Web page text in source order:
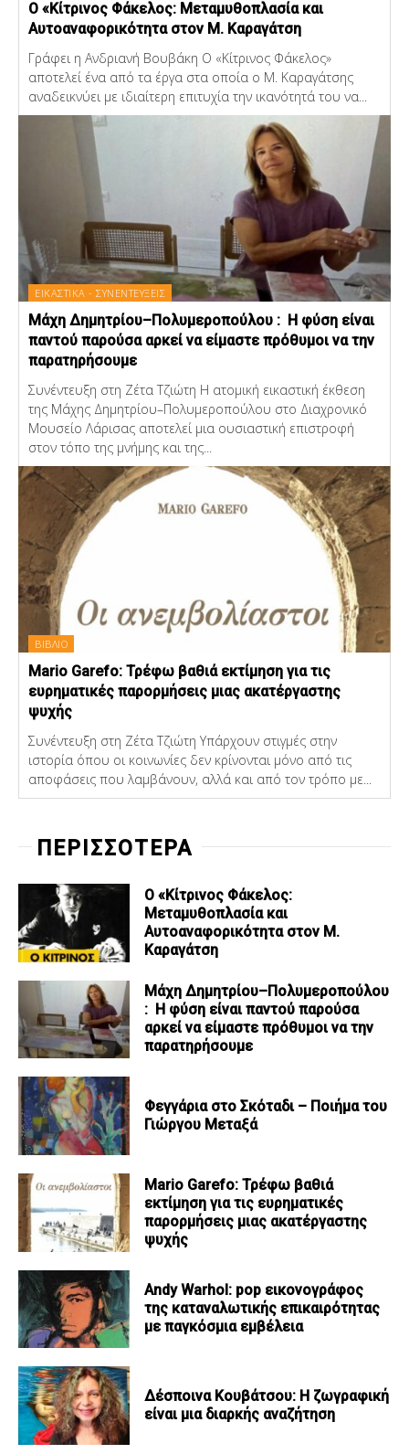
Ο «Κίτρινος Φάκελος: Μεταμυθοπλασία και
Αυτοαναφορικότητα στον Μ. Καραγάτση
Γράφει η Ανδριανή Βουβάκη Ο «Κίτρινος Φάκελος»
αποτελεί ένα από τα έργα στα οποία ο Μ. Καραγάτσης
αναδεικνύει με ιδιαίτερη επιτυχία την ικανότητά του να...
ΕΙΚΑΣΤΙΚΑ - ΣΥΝΕΝΤΕΥΞΕΙΣ
Μάχη Δημητρίου–Πολυμεροπούλου : Η φύση είναι
παντού παρούσα αρκεί να είμαστε πρόθυμοι να την
παρατηρήσουμε
Συνέντευξη στη Ζέτα Τζιώτη Η ατομική εικαστική έκθεση
της Μάχης Δημητρίου–Πολυμεροπούλου στο Διαχρονικό
Μουσείο Λάρισας αποτελεί μια ουσιαστική επιστροφή
στον τόπο της μνήμης και της...
ΒΙΒΛΙΟ
Mario Garefo: Τρέφω βαθιά εκτίμηση για τις
ευρηματικές παρορμήσεις μιας ακατέργαστης
ψυχής
Συνέντευξη στη Ζέτα Τζιώτη Υπάρχουν στιγμές στην
ιστορία όπου οι κοινωνίες δεν κρίνονται μόνο από τις
αποφάσεις που λαμβάνουν, αλλά και από τον τρόπο με...
ΠΕΡΙΣΣΟΤΕΡΑ
Ο «Κίτρινος Φάκελος:
Μεταμυθοπλασία και
Αυτοαναφορικότητα στον Μ.
Καραγάτση
Μάχη Δημητρίου–Πολυμεροπούλου
: Η φύση είναι παντού παρούσα
αρκεί να είμαστε πρόθυμοι να την
παρατηρήσουμε
Φεγγάρια στο Σκόταδι – Ποιήμα του
Γιώργου Μεταξά
Mario Garefo: Τρέφω βαθιά
εκτίμηση για τις ευρηματικές
παρορμήσεις μιας ακατέργαστης
ψυχής
Andy Warhol: pop εικονογράφος
της καταναλωτικής επικαιρότητας
με παγκόσμια εμβέλεια
Δέσποινα Κουβάτσου: Η ζωγραφική
είναι μια διαρκής αναζήτηση